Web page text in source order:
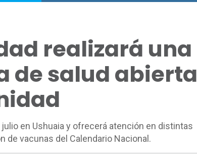
realizará una
de salud abierta
en Ushuaia y ofrecerá atención en distintas
de vacunas del Calendario Nacional.